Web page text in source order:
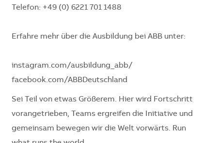
Telefon: +49 (0) 6221 701 1488
Erfahre mehr über die Ausbildung bei ABB unter:
instagram.com/ausbildung_abb/
facebook.com/ABBDeutschland
Sei Teil von etwas Größerem. Hier wird Fortschritt
vorangetrieben, Teams ergreifen die Initiative und
gemeinsam bewegen wir die Welt vorwärts. Run